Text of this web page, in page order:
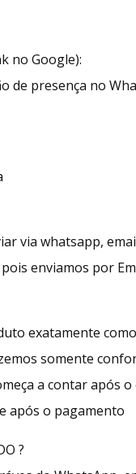
no Google):
de presença no
via whatsapp,
enviamos por
exatamente
somente
a contar após
após o pagamento
?